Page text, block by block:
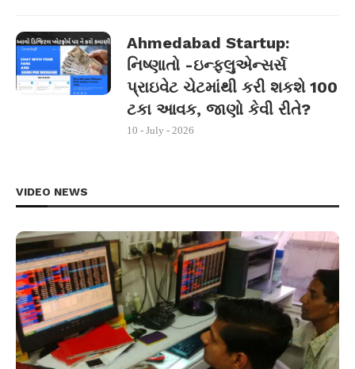
Ahmedabad Startup:
નિષ્ણાતો -ઇન્ફ્લુએન્સર્સ
પ્રાઇવેટ ચેટમાંથી કરી શકશે 100
ટકા આવક, જાણો કેવી રીતે?
10 - July - 2026
VIDEO NEWS